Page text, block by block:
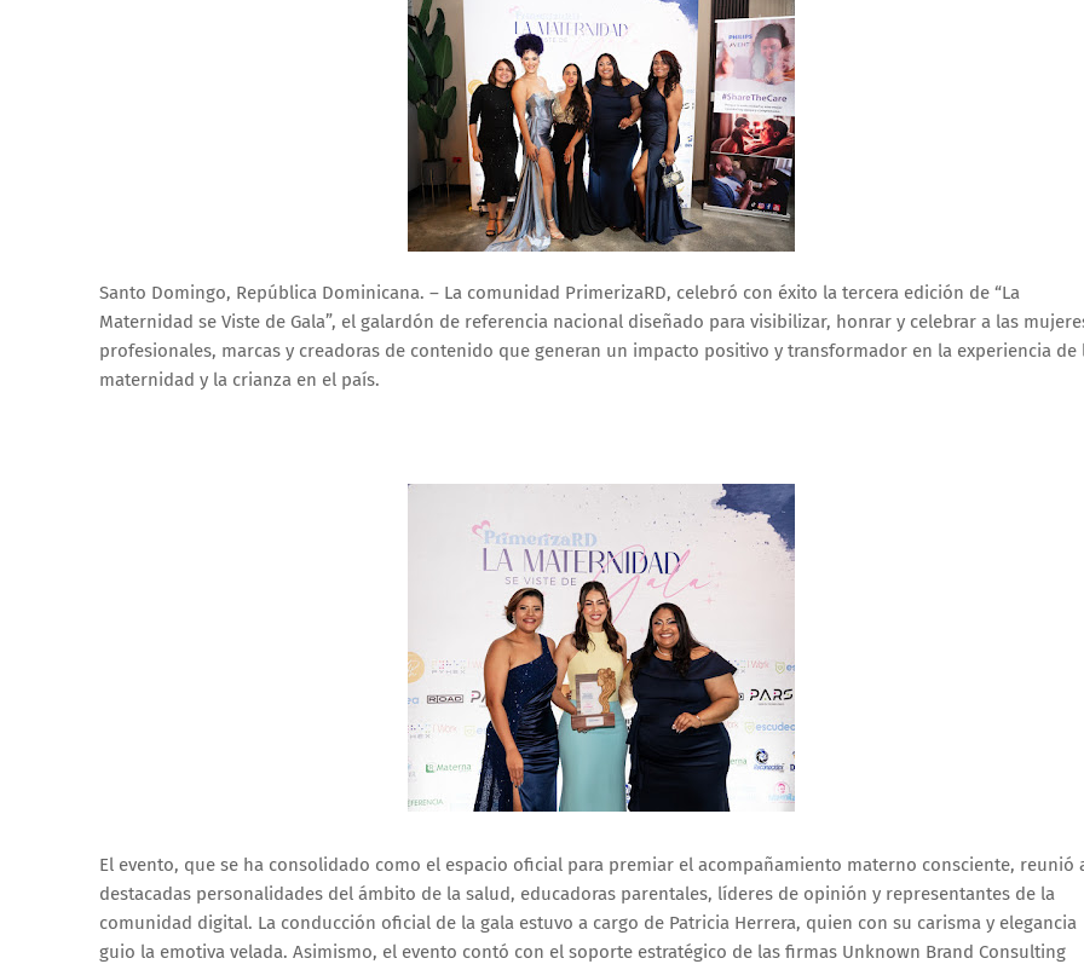
Santo Domingo, República Dominicana. – La comunidad PrimerizaRD, celebró con éxito la tercera edición de “La
Maternidad se Viste de Gala”, el galardón de referencia nacional diseñado para visibilizar, honrar y celebrar a las
profesionales, marcas y creadoras de contenido que generan un impacto positivo y transformador en la experiencia de
maternidad y la crianza en el país.
El evento, que se ha consolidado como el espacio oficial para premiar el acompañamiento materno consciente, reunió
destacadas personalidades del ámbito de la salud, educadoras parentales, líderes de opinión y representantes de la
comunidad digital. La conducción oficial de la gala estuvo a cargo de Patricia Herrera, quien con su carisma y elegancia
guio la emotiva velada. Asimismo, el evento contó con el soporte estratégico de las firmas Unknown Brand Consulting